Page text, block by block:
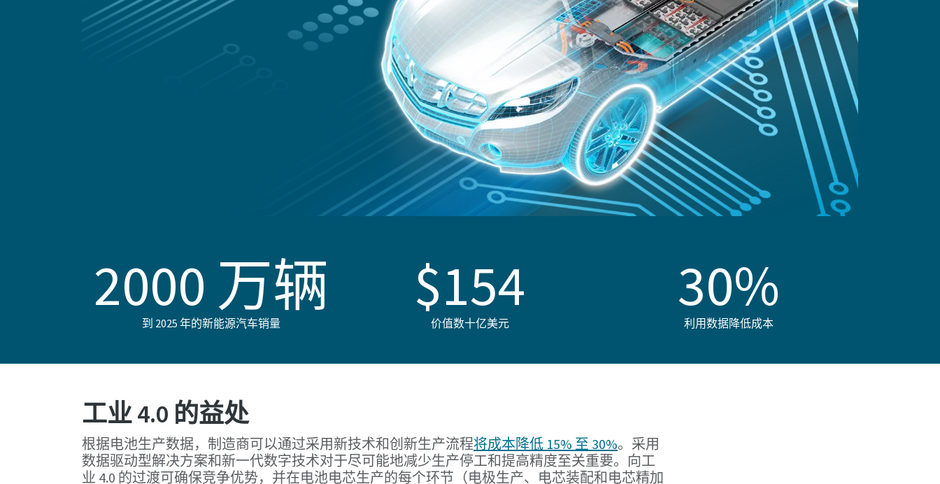
2000 万辆
到 2025 年的新能源汽车销量
$154
价值数十亿美元
30%
利用数据降低成本
工业 4.0 的益处
根据电池生产数据，制造商可以通过采用新技术和创新生产流程将成本降低 15% 至 30%。采用
数据驱动型解决方案和新一代数字技术对于尽可能地减少生产停工和提高精度至关重要。向工
业 4.0 的过渡可确保竞争优势，并在电池电芯生产的每个环节（电极生产、电芯装配和电芯精加